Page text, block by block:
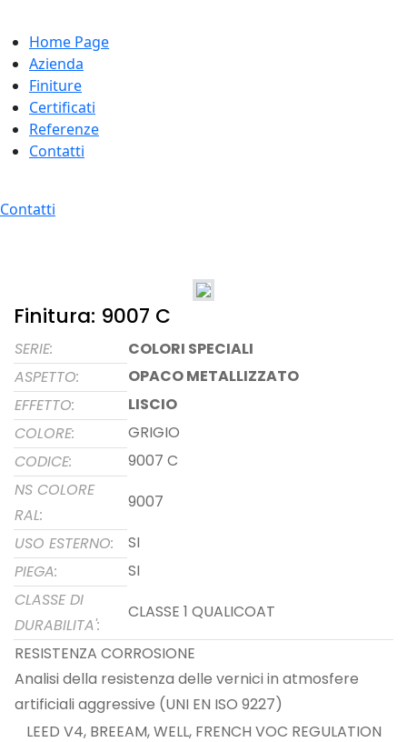
Home Page
Azienda
Finiture
Certificati
Referenze
Contatti
Contatti
Finitura: 9007 C
SERIE:
COLORI SPECIALI
ASPETTO:
OPACO METALLIZZATO
EFFETTO:
LISCIO
COLORE:
GRIGIO
CODICE:
9007 C
NS COLORE
RAL:
9007
USO ESTERNO:
SI
PIEGA:
SI
CLASSE DI
DURABILITA':
CLASSE 1 QUALICOAT
RESISTENZA CORROSIONE
Analisi della resistenza delle vernici in atmosfere
artificiali aggressive (UNI EN ISO 9227)
LEED V4, BREEAM, WELL, FRENCH VOC REGULATION